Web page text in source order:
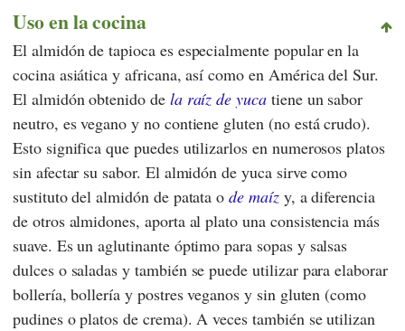
Uso en la cocina
El almidón de tapioca es especialmente popular en la
cocina asiática y africana, así como en América del Sur.
El almidón obtenido de la raíz de yucatiene un sabor
neutro, es vegano y no contiene gluten (no está crudo).
Esto significa que puedes utilizarlos en numerosos platos
sin afectar su sabor. El almidón de yuca sirve como
sustituto del almidón de patata ode maízy, a diferencia
de otros almidones, aporta al plato una consistencia más
suave. Es un aglutinante óptimo para sopas y salsas
dulces o saladas y también se puede utilizar para elaborar
bollería, bollería y postres veganos y sin gluten (como
pudines o platos de crema). A veces también se utilizan